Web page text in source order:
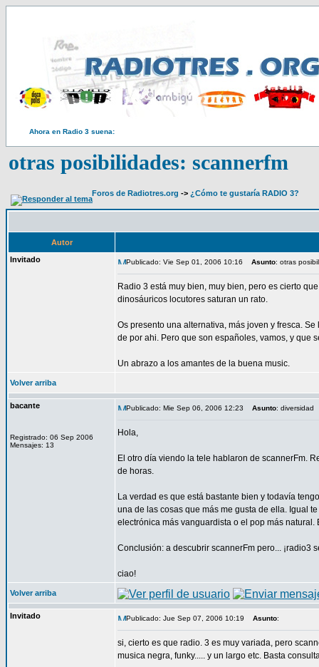
Ahora en Radio 3 suena:
otras posibilidades: scannerfm
Foros de Radiotres.org -> ¿Cómo te gustaría RADIO 3?
Autor
Invitado
Publicado: Vie Sep 01, 2006 10:16 Asunto: otras
Radio 3 está muy bien, muy bien, pero es cierto
dinosáuricos locutores saturan un rato.
Os presento una alternativa, más joven y fresca.
de por ahi. Pero que son españoles, vamos, y que
Un abrazo a los amantes de la buena music.
Volver arriba
bacante
Registrado: 06 Sep 2006
Mensajes: 13
Publicado: Mie Sep 06, 2006 12:23 Asunto: diversidad
Hola,
El otro día viendo la tele hablaron de scannerFm.
de horas.
La verdad es que está bastante bien y todavía
una de las cosas que más me gusta de ella. Igual
electrónica más vanguardista o el pop más
Conclusión: a descubrir scannerFm pero... ¡radio3
ciao!
Volver arriba
Invitado Publicado: Jue Sep 07, 2006 10:19 Asunto:
si, cierto es que radio. 3 es muy variada, pero
musica negra, funky..... y un largo etc. Basta